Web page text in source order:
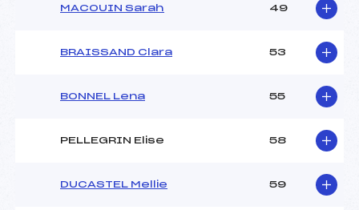
MACOUIN Sarah 49
BRAISSAND Clara 53
BONNEL Lena 55
PELLEGRIN Elise 58
DUCASTEL Mellie 59